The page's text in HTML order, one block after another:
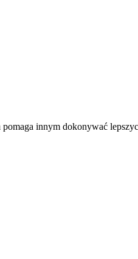
innym dokonywać